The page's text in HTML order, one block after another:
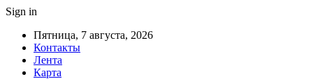
Sign in
Пятница, 7 августа, 2026
Контакты
Лента
Карта